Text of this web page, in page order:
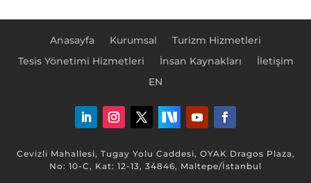
Anasayfa Kurumsal
Turizm Hizmetleri
Tesis Yönetimi Hizmetleri
İnsan Kaynakları
İletişim
EN
Cevizli Mahallesi, Tugay Yolu Caddesi, OYAK Dragos Plaza,
No: 10-C, Kat: 12-13, 34846, Maltepe/İstanbul